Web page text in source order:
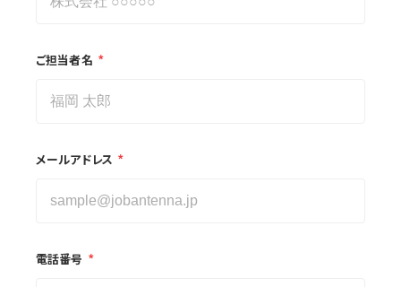
ご担当者名 *
メールアドレス *
電話番号 *